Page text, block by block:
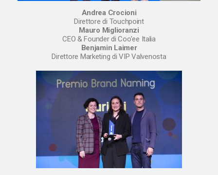
Andrea Crocioni
Direttore di Touchpoint
Mauro Miglioranzi
CEO & Founder di Coo’ee Italia
Benjamin Laimer
Direttore Marketing di VIP Valvenosta